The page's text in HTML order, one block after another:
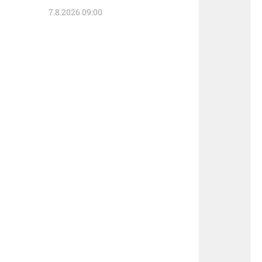
7.8.2026 09:00